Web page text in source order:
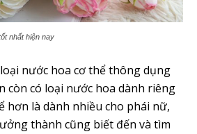
nhất hiện nay
nước hoa cơ thể thông dụng
còn có loại nước hoa dành riêng
hơn là dành nhiều cho phái nữ,
thành cũng biết đến và tìm